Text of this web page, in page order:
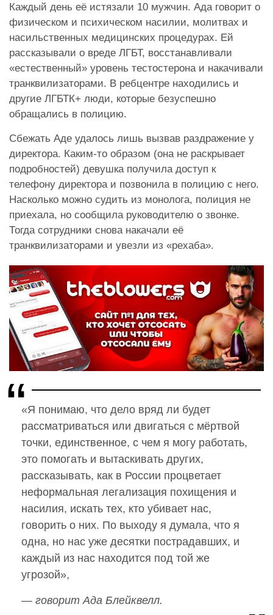
Каждый день её истязали 10 мужчин. Ада говорит о
физическом и психическом насилии, молитвах и
насильственных медицинских процедурах. Ей
рассказывали о вреде ЛГБТ, восстанавливали
«естественный» уровень тестостерона и накачивали
транквилизаторами. В ребцентре находились и
другие ЛГБТК+ люди, которые безуспешно
обращались в полицию.
Сбежать Аде удалось лишь вызвав раздражение у
директора. Каким-то образом (она не раскрывает
подробностей) девушка получила доступ к
телефону директора и позвонила в полицию с него.
Насколько можно судить из монолога, полиция не
приехала, но сообщила руководителю о звонке.
Тогда сотрудники снова накачали её
транквилизаторами и увезли из «рехаба».
«Я понимаю, что дело вряд ли будет
рассматриваться или двигаться с мёртвой
точки, единственное, с чем я могу работать,
это помогать и вытаскивать других,
рассказывать, как в России процветает
неформальная легализация похищения и
насилия, искать тех, кто убивает нас,
говорить о них. По выходу я думала, что я
одна, но нас уже десятки пострадавших, и
каждый из нас находится под той же
угрозой»,
— говорит Ада Блейквелл.